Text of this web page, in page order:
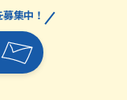
集中！